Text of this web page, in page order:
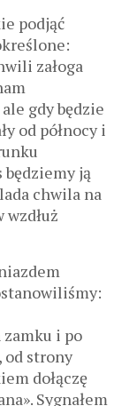
podjąć
załoga
gdy będzie
od północy i
będziemy ją
chwila na
i po
od strony
dołączę
Sygnałem